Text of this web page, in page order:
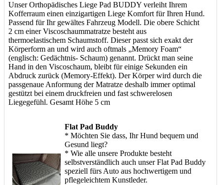
Unser Orthopädisches Liege Pad BUDDY verleiht Ihrem
Kofferraum einen einzigartigen Liege Komfort für Ihren Hund.
Passend für Ihr gewältes Fahrzeug Modell. Die obere Schicht
2 cm einer Viscoschaummatratze besteht aus
thermoelastischem Schaumstoff. Dieser passt sich exakt der
Körperform an und wird auch oftmals „Memory Foam“
(englisch: Gedächtnis- Schaum) genannt. Drückt man seine
Hand in den Viscoschaum, bleibt für einige Sekunden ein
Abdruck zurück (Memory-Effekt). Der Körper wird durch die
passgenaue Anformung der Matratze deshalb immer optimal
gestützt bei einem druckfreien und fast schwerelosen
Liegegefühl. Gesamt Höhe 5 cm
Flat Pad Buddy
* Möchten Sie dass, Ihr Hund bequem und
Gesund liegt?
* Wie alle unsere Produkte besteht
selbstverständlich auch unser Flat Pad Buddy
speziell fürs Auto aus hochwertigem und
pflegeleichtem Kunstleder.